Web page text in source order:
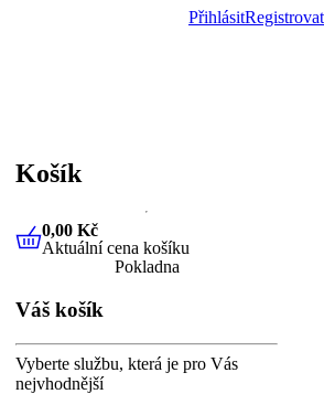
PřihlásitRegistrovat
Košík
0,00 KčAktuální cena košíku
0,00 Kč
Aktuální cena košíku
Pokladna
Váš košík
Vyberte službu, která je pro Vás
nejvhodnější